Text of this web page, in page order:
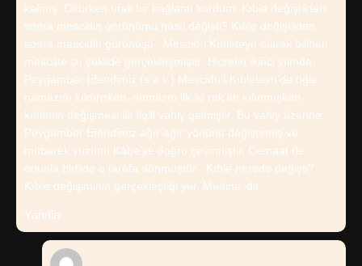
kalmış. Okurken ufak bir bağlantı kurdum: Kıble değiştikten
sonra mescidin görünümü nasıl değişti? Kıble değiştikten
sonra mescidin görünüşü , Mescid-i Kıbleteyn olarak bilinen
mescitte şu şekilde gerçekleşmiştir: Hicretin ikinci yılında,
Peygamber Efendimiz (s.a.v.) Mescidü’l-Kıbleteyn’de öğle
namazını kıldırırken, namazın ilk iki rek’atı kılınmışken
kıblenin değişmesi ile ilgili vahiy gelmiştir. Bu vahiy üzerine,
Peygamber Efendimiz ağır ağır yönünü değiştirmiş ve
mübarek yüzünü Kâbe’ye doğru çevirmiştir. Cemaat de
onunla birlikte o tarafa dönmüştür . Kıble nerede değişti?
Kıble değişiminin gerçekleştiği yer, Medine ‘dir.
Yanıtla